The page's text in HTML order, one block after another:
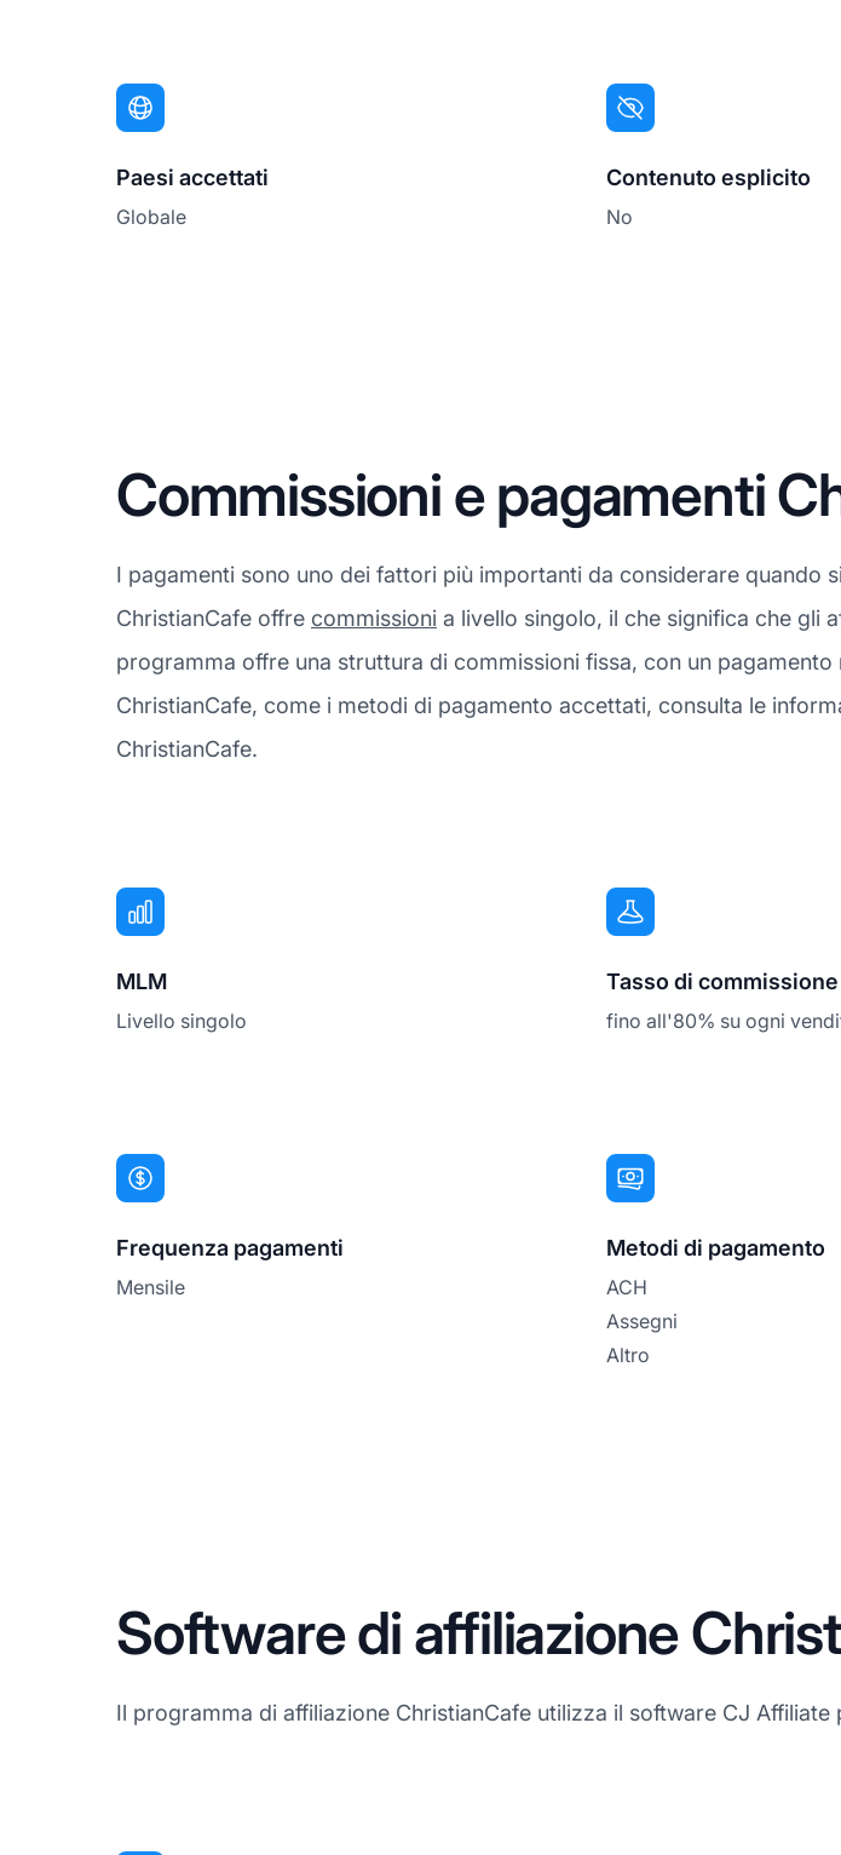
Paesi accettati
Globale
Contenuto esplicito
No
Commissioni e pagamenti
I pagamenti sono uno dei fattori più importanti da considerare quando
ChristianCafe offre commissioni a livello singolo, il che significa che gli
programma offre una struttura di commissioni fissa, con un
ChristianCafe, come i metodi di pagamento accettati, consulta le
ChristianCafe.
MLM
Livello singolo
Tasso di commissione
fino all'80% su ogni
Frequenza pagamenti
Mensile
Metodi di pagamento
ACH
Assegni
Altro
Software di affiliazione
Il programma di affiliazione ChristianCafe utilizza il software CJ